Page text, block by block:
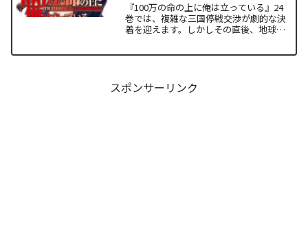
『100万の命の上に俺は立っている』24
巻では、複雑な三国停戦交渉が劇的な決
着を迎えます。しかしその直後、地球を
スポンサーリンク